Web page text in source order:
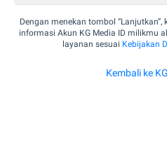
Dengan menekan tombol
informasi Akun KG Media ID milikmu
layanan sesuai Kebijakan
Kembali ke